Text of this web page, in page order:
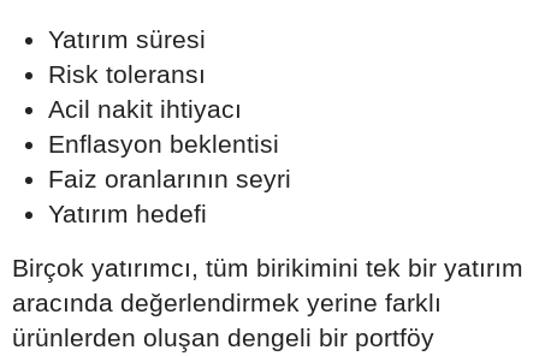
Yatırım süresi
Risk toleransı
Acil nakit ihtiyacı
Enflasyon beklentisi
Faiz oranlarının seyri
Yatırım hedefi
Birçok yatırımcı, tüm birikimini tek bir yatırım
aracında değerlendirmek yerine farklı
ürünlerden oluşan dengeli bir portföy